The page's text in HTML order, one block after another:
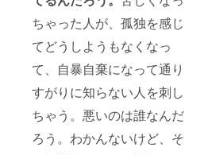
ちゃった人が、孤独を感じ
てどうしようもなくなっ
て、自暴自棄になって通り
すがりに知らない人を刺し
ちゃう。悪いのは誰なんだ
ろう。わかんないけど、そ